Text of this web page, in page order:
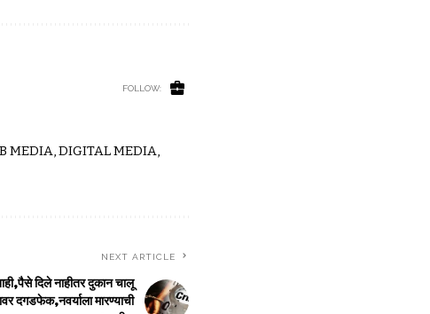
FOLLOW:
MEDIA, DIGITAL MEDIA,
NEXT ARTICLE
दिले नाहीतर दुकान चालू
दगडफेक,नवर्याला मारण्याची